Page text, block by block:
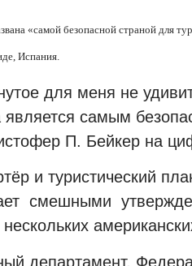
«самой безопасной страной для
Испания.
для меня не
самым
П. Бейкер на
и туристический
смешными
нескольких
департамент,